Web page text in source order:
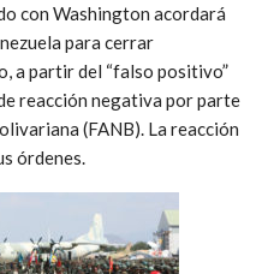
con Washington acordará
para cerrar
a partir del “falso positivo”
reacción negativa por parte
(FANB). La reacción
órdenes.